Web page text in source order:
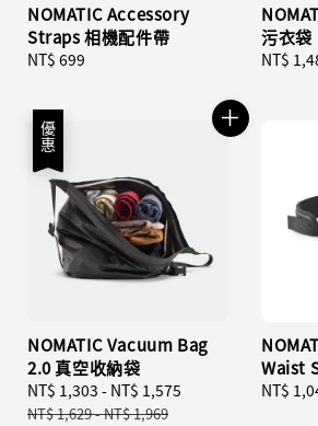
NOMATIC Accessory
Straps 相機配件帶
Regular
NT$ 699
污衣袋
Sale
NT$
優惠
NOMATIC Vacuum Bag
2.0 真空收納袋
Sale
price
NT$ 1,303 - NT$ 1,575
NT$ 1,629-NT$ 1,969
Waist
Regular
NT$